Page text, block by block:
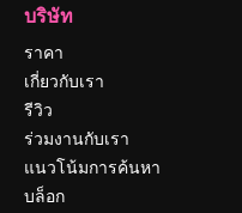
บริษัท
ราคา
เกี่ยวกับเรา
รีวิว
ร่วมงานกับเรา
แนวโน้มการค้นหา
บล็อก